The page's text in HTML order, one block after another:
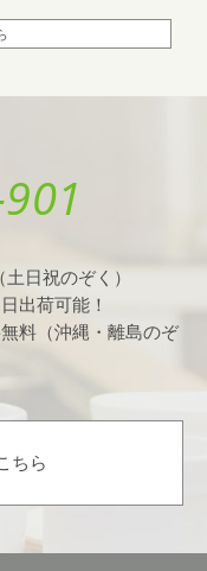
日祝のぞく）
出荷可能！
料（沖縄・離島のぞ
ちら